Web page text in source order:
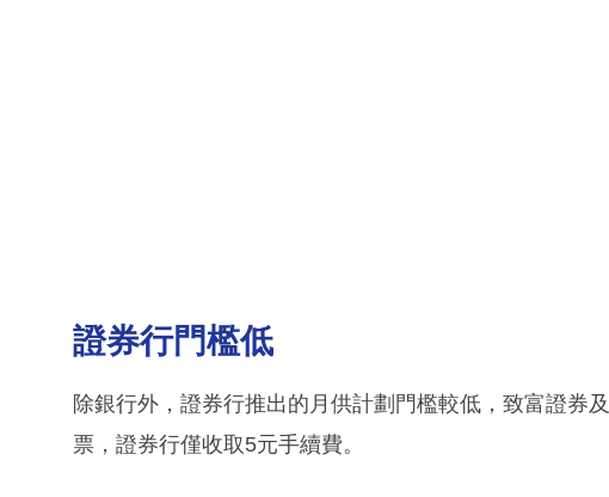
證券行門檻低
除銀行外，證券行推出的月供計劃門檻較低，致富證券
票，證券行僅收取5元手續費。